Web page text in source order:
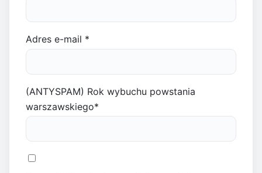
Adres e-mail *
(ANTYSPAM) Rok wybuchu powstania
warszawskiego*